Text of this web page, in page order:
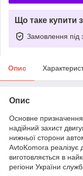
Що таке купити
Замовлення під
Опис
Опис
Основне
надійний захист
нижньої сторони
AvtoKomora реалізує
виготовляється в
регіони України